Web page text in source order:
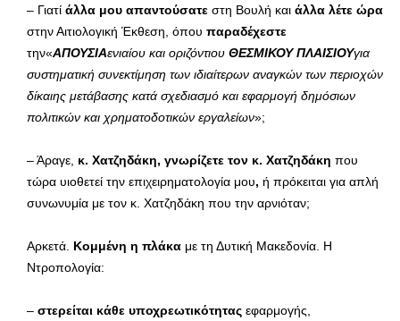
– Γιατί άλλα μου απαντούσατε στη Βουλή και άλλα λέτε ώρα
στην Αιτιολογική Έκθεση, όπου παραδέχεστε
την«ΑΠΟΥΣΙΑενιαίου και οριζόντιου ΘΕΣΜΙΚΟΥ ΠΛΑΙΣΙΟΥγια
συστηματική συνεκτίμηση των ιδιαίτερων αναγκών των περιοχών
δίκαιης μετάβασης κατά σχεδιασμό και εφαρμογή δημόσιων
πολιτικών και χρηματοδοτικών εργαλείων»;
– Άραγε, κ. Χατζηδάκη, γνωρίζετε τον κ. Χατζηδάκη που
τώρα υιοθετεί την επιχειρηματολογία μου, ή πρόκειται για απλή
συνωνυμία με τον κ. Χατζηδάκη που την αρνιόταν;
Αρκετά. Κομμένη η πλάκα με τη Δυτική Μακεδονία. Η
Ντροπολογία:
– στερείται κάθε υποχρεωτικότητας εφαρμογής,